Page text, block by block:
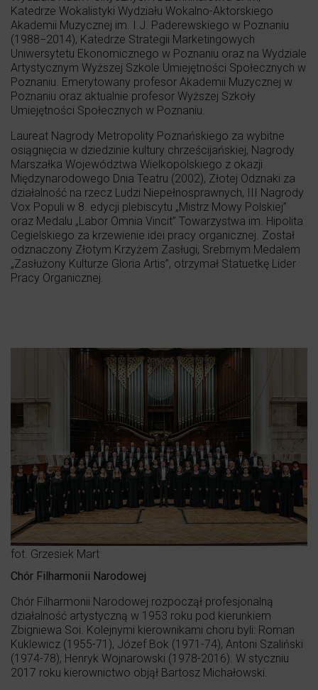
Katedrze Wokalistyki Wydziału Wokalno-Aktorskiego
Akademii Muzycznej im. I.J. Paderewskiego w Poznaniu
(1988−2014), Katedrze Strategii Marketingowych
Uniwersytetu Ekonomicznego w Poznaniu oraz na Wydziale
Artystycznym Wyższej Szkole Umiejętności Społecznych w
Poznaniu. Emerytowany profesor Akademii Muzycznej w
Poznaniu oraz aktualnie profesor Wyższej Szkoły
Umiejętności Społecznych w Poznaniu.
Laureat Nagrody Metropolity Poznańskiego za wybitne
osiągnięcia w dziedzinie kultury chrześcijańskiej, Nagrody
Marszałka Województwa Wielkopolskiego z okazji
Międzynarodowego Dnia Teatru (2002), Złotej Odznaki za
działalność na rzecz Ludzi Niepełnosprawnych, III Nagrody
Vox Populi w 8. edycji plebiscytu „Mistrz Mowy Polskiej”
oraz Medalu „Labor Omnia Vincit” Towarzystwa im. Hipolita
Cegielskiego za krzewienie idei pracy organicznej. Został
odznaczony Złotym Krzyżem Zasługi, Srebrnym Medalem
„Zasłużony Kulturze Gloria Artis”, otrzymał Statuetkę Lider
Pracy Organicznej.
fot. Grzesiek Mart
Chór Filharmonii Narodowej
Chór Filharmonii Narodowej rozpoczął profesjonalną
działalność artystyczną w 1953 roku pod kierunkiem
Zbigniewa Soi. Kolejnymi kierownikami choru byli: Roman
Kuklewicz (1955-71), Józef Bok (1971-74), Antoni Szaliński
(1974-78), Henryk Wojnarowski (1978-2016). W styczniu
2017 roku kierownictwo objął Bartosz Michałowski.